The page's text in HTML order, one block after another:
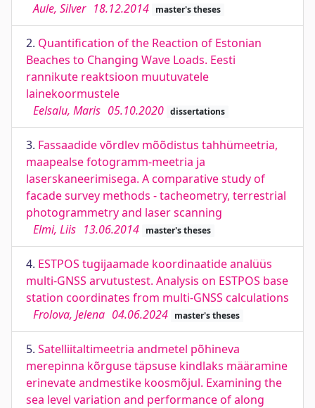
Aule, Silver 18.12.2014 master's theses
2. Quantification of the Reaction of Estonian
Beaches to Changing Wave Loads. Eesti
rannikute reaktsioon muutuvatele
lainekoormustele
Eelsalu, Maris 05.10.2020 dissertations
3. Fassaadide võrdlev mõõdistus tahhümeetria,
maapealse fotogramm-meetria ja
laserskaneerimisega. A comparative study of
facade survey methods - tacheometry, terrestrial
photogrammetry and laser scanning
Elmi, Liis 13.06.2014 master's theses
4. ESTPOS tugijaamade koordinaatide analüüs
multi-GNSS arvutustest. Analysis on ESTPOS base
station coordinates from multi-GNSS calculations
Frolova, Jelena 04.06.2024 master's theses
5. Satelliitaltimeetria andmetel põhineva
merepinna kõrguse täpsuse kindlaks määramine
erinevate andmestike koosmõjul. Examining the
sea level variation and performance of along